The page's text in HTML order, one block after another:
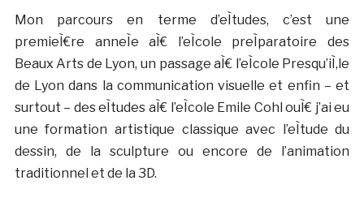
Mon parcours en terme d’eÌtudes, c’est une
premieÌ€re anneÌe aÌ€ l’eÌcole preÌparatoire des
Beaux Arts de Lyon, un passage aÌ€ l’eÌcole Presqu’iÌ‚le
de Lyon dans la communication visuelle et enfin – et
surtout – des eÌtudes aÌ€ l’eÌcole Emile Cohl ouÌ€ j’ai eu
une formation artistique classique avec l’eÌtude du
dessin, de la sculpture ou encore de l’animation
traditionnel et de la 3D.